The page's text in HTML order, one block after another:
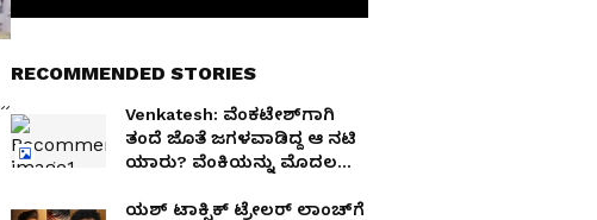
RECOMMENDED STORIES
Venkatesh: ವೆಂಕಟೇಶ್‌ಗಾಗಿ
ತಂದೆ ಜೊತೆ ಜಗಳವಾಡಿದ್ದ ಆ ನಟಿ
ಯಾರು? ವೆಂಕಿಯನ್ನು ಮೊದಲ
ಯಶ್ ಟಾಕ್ಸಿಕ್ ಟ್ರೇಲರ್ ಲಾಂಚ್‌ಗೆ